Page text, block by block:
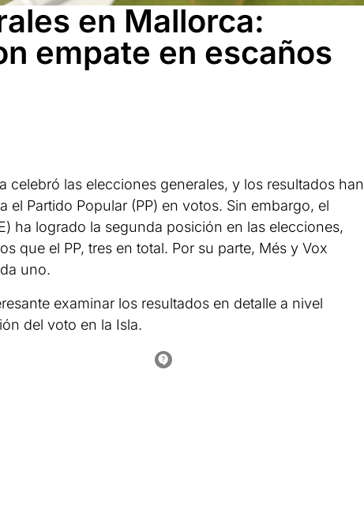
en Mallorca:
empate en escaños
celebró las elecciones generales, y los resultados han
Partido Popular (PP) en votos. Sin embargo, el
ha logrado la segunda posición en las elecciones,
que el PP, tres en total. Por su parte, Més y Vox
uno.
examinar los resultados en detalle a nivel
del voto en la Isla.